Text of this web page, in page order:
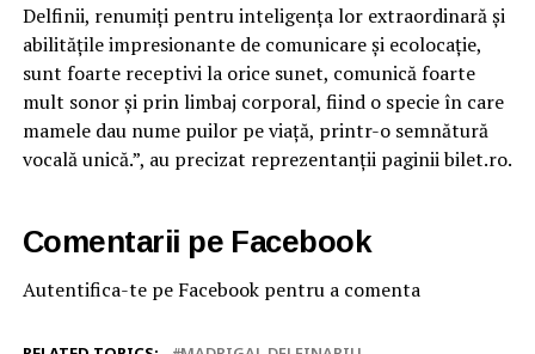
Delfinii, renumiți pentru inteligența lor extraordinară și
abilitățile impresionante de comunicare și ecolocație,
sunt foarte receptivi la orice sunet, comunică foarte
mult sonor și prin limbaj corporal, fiind o specie în care
mamele dau nume puilor pe viață, printr-o semnătură
vocală unică.”, au precizat reprezentanții paginii bilet.ro.
Comentarii pe Facebook
Autentifica-te pe Facebook pentru a comenta